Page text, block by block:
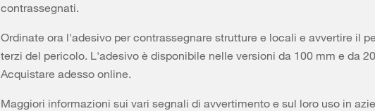
contrassegnati.
Ordinate ora l'adesivo per contrassegnare strutture e locali e avvertire il
terzi del pericolo. L'adesivo è disponibile nelle versioni da 100 mm e da
Acquistare adesso online.
Maggiori informazioni sui vari segnali di avvertimento e sul loro uso in